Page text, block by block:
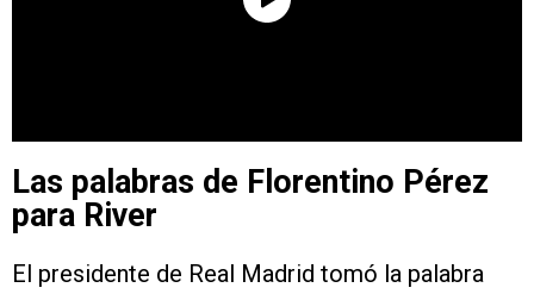
Las palabras de Florentino Pérez
para River
El presidente de Real Madrid tomó la palabra